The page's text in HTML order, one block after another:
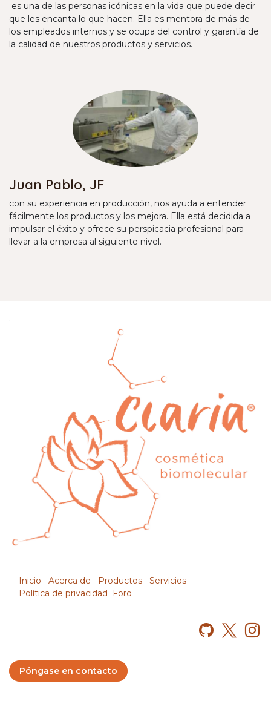
es una de las personas icónicas en la vida que puede decir
que les encanta lo que hacen. Ella es mentora de más de
los empleados internos y se ocupa del control y garantía de
la calidad de nuestros productos y servicios.
Juan Pablo, JF
con su experiencia en producción, nos ayuda a entender
fácilmente los productos y los mejora. Ella está decidida a
impulsar el éxito y ofrece su perspicacia profesional para
llevar a la empresa al siguiente nivel.
.
Inicio Acerca de Productos
Servicios
Política de privacidad
Foro
Póngase en contacto